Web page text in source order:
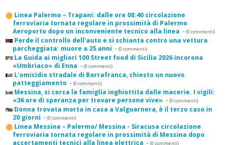
Linea Palermo – Trapani: dalle ore 08:40 circolazione
ferroviaria tornata regolare in prossimità di Palermo
Aeroporto dopo un inconveniente tecnico alla linea - (0 commenti)
Perde il controllo dell'auto e si schianta contro una vettura
parcheggiata: muore a 25 anni - (0 commenti)
La Guida ai migliori 100 Street food di Sicilia 2026 incorona
«Umbriaco» di Enna - (0 commenti)
L'omicidio stradale di Barrafranca, chiesto un nuovo
patteggiamento - (0 commenti)
Messina, si cerca la famiglia inghiottita dalle macerie. I vigili:
«36 ore di speranza per trovare persone vive» - (0 commenti)
Donna trovata morta in casa a Valguarnera, è il terzo caso in
20 giorni - (0 commenti)
Linea Messina – Palermo/ Messina - Siracusa circolazione
ferroviaria tornata regolare in prossimità di Messina dopo
accertamenti tecnici alla linea elettrica - (0 commenti)